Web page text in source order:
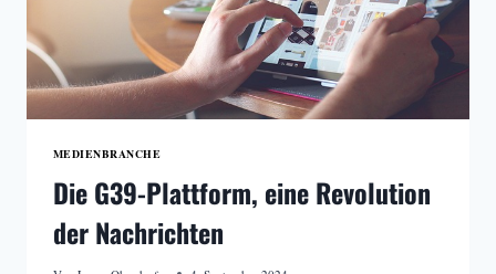
MEDIENBRANCHE
Die G39-Plattform, eine Revolution
der Nachrichten